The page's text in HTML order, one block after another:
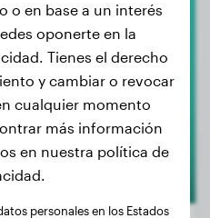
o en base a un interés
oponerte en la
Tienes el derecho
y cambiar o revocar
cualquier momento
más información
en nuestra política de
personales en los Estados